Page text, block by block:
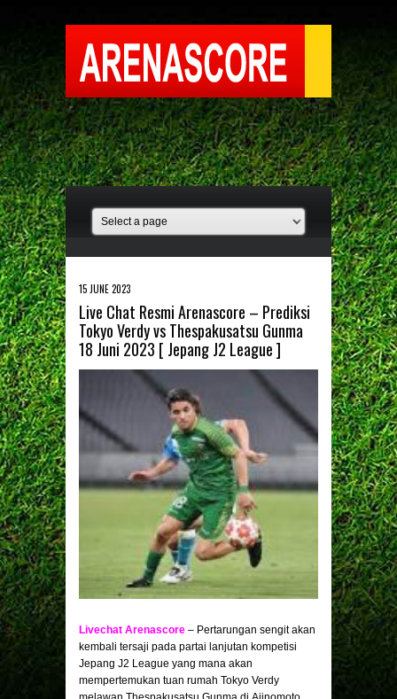
15 JUNE 2023
Live Chat Resmi Arenascore – Prediksi
Tokyo Verdy vs Thespakusatsu Gunma
18 Juni 2023 [ Jepang J2 League ]
Livechat Arenascore – Pertarungan sengit akan
kembali tersaji pada partai lanjutan kompetisi
Jepang J2 League yang mana akan
mempertemukan tuan rumah Tokyo Verdy